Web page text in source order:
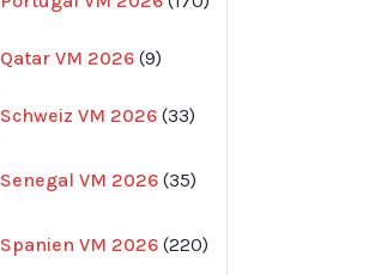
produkter
Qatar VM 2026 99
Schweiz VM 2026 33
produkter
Senegal VM 2026 35
produkter
Spanien VM 2026 220
produkter